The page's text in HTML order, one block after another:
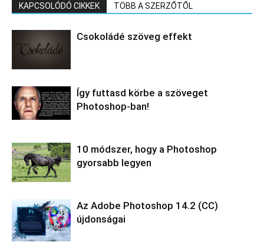
KAPCSOLÓDÓ CIKKEK TÖBB A SZERZŐTŐL
Csokoládé szöveg effekt
Így futtasd körbe a szöveget
Photoshop-ban!
10 módszer, hogy a Photoshop
gyorsabb legyen
Az Adobe Photoshop 14.2 (CC)
újdonságai